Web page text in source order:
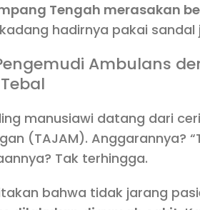
Tengah merasakan
hadirnya pakai
Ambulans
manusiawi datang dari
(TAJAM). Anggarannya?
Tak terhingga.
bahwa tidak jarang